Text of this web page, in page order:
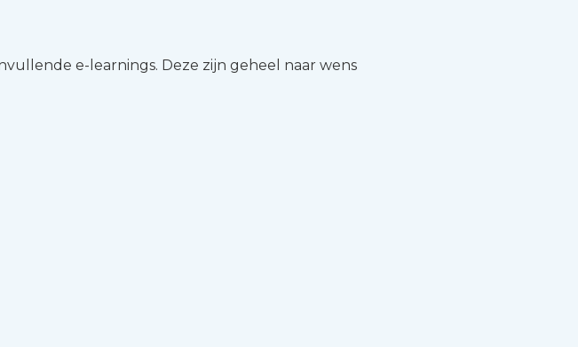
e-learnings. Deze zijn geheel naar wens